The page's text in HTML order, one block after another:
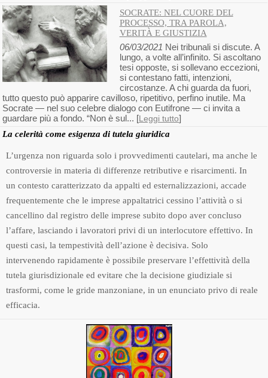
SOCRATE: NEL CUORE DEL
PROCESSO, TRA PAROLA,
VERITÀ E GIUSTIZIA
06/03/2021 Nei tribunali si discute. A
lungo, a volte all’infinito. Si ascoltano
tesi opposte, si sollevano eccezioni,
si contestano fatti, intenzioni,
circostanze. A chi guarda da fuori,
tutto questo può apparire cavilloso, ripetitivo, perfino inutile. Ma
Socrate — nel suo celebre dialogo con Eutifrone — ci invita a
guardare più a fondo. “Non è sul... [Leggi tutto]
La celerità come esigenza di tutela giuridica
L’urgenza non riguarda solo i provvedimenti cautelari, ma anche le
controversie in materia di differenze retributive e risarcimenti. In
un contesto caratterizzato da appalti ed esternalizzazioni, accade
frequentemente che le imprese appaltatrici cessino l’attività o si
cancellino dal registro delle imprese subito dopo aver concluso
l’affare, lasciando i lavoratori privi di un interlocutore effettivo. In
questi casi, la tempestività dell’azione è decisiva. Solo
intervenendo rapidamente è possibile preservare l’effettività della
tutela giurisdizionale ed evitare che la decisione giudiziale si
trasformi, come le gride manzoniane, in un enunciato privo di reale
efficacia.